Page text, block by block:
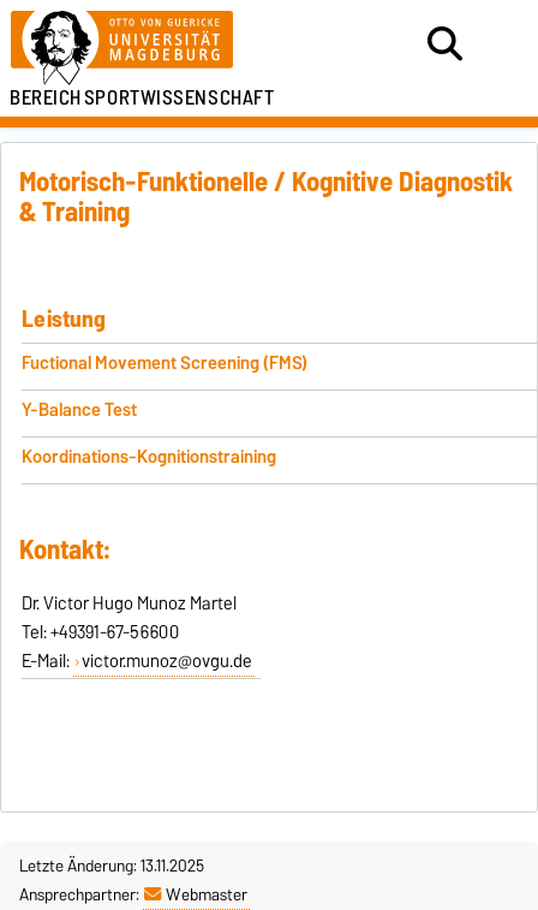
BEREICHSPORTWISSENSCHAFT
Motorisch-Funktionelle / Kognitive Diagnostik
& Training
Leistung
Fuctional Movement Screening (FMS)
Y-Balance Test
Koordinations-Kognitionstraining
Kontakt:
Dr. Victor Hugo Munoz Martel
Tel: +49391-67-56600
E-Mail: victor.munoz@ovgu.de
Letzte Änderung: 13.11.2025
Ansprechpartner:
Webmaster